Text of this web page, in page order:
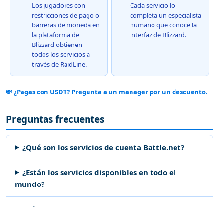
Los jugadores con
restricciones de pago o
barreras de moneda en
la plataforma de
Blizzard obtienen
todos los servicios a
través de RaidLine.
Cada servicio lo
completa un especialista
humano que conoce la
interfaz de Blizzard.
💸 ¿Pagas con USDT? Pregunta a un manager por un descuento.
Preguntas frecuentes
¿Qué son los servicios de cuenta Battle.net?
¿Están los servicios disponibles en todo el
mundo?